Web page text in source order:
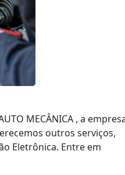
MECÂNICA , a
outros serviços,
Eletrônica. Entre em